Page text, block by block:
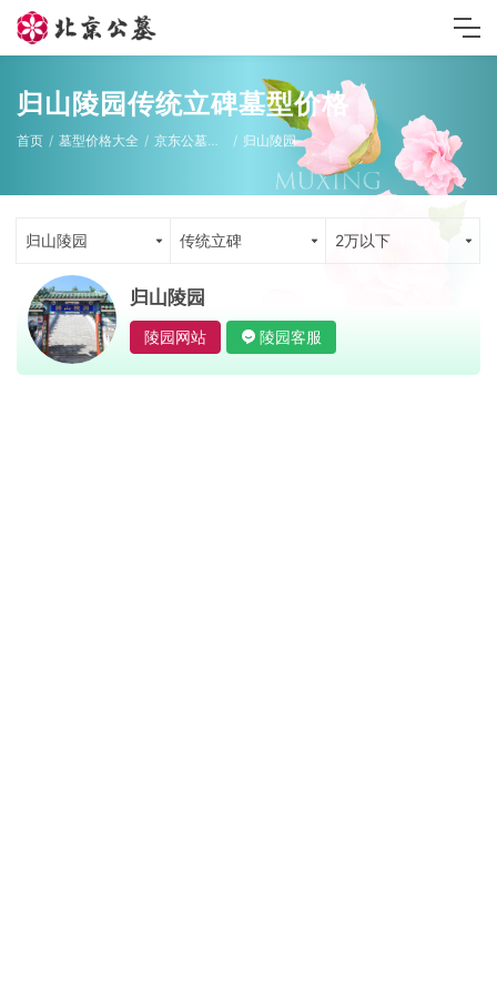
归山陵园传统立碑墓型价格
首页 墓型价格大全 京东公墓墓型 归山陵园
归山陵园 传统立碑 2万以下
归山陵园
陵园网站 陵园客服